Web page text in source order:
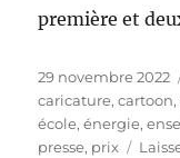
première et
Publié
le
29 novembre 2022
caricature,cartoon,
école,énergie,
presse, prix